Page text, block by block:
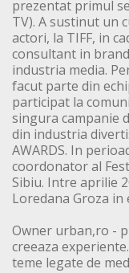
prezentat primul
TV). A sustinut un
actori, la TIFF, in
consultant in
industria media.
facut parte din
participat la
singura campanie
din industria
AWARDS. In
coordonator al
Sibiu. Intre aprilie
Loredana Groza in
Owner urban,ro -
creeaza
teme legate de